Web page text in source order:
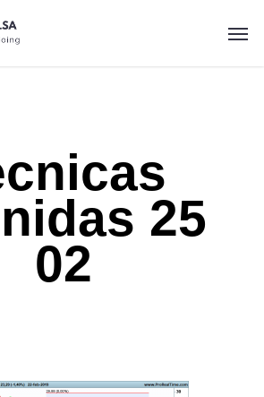
25
02